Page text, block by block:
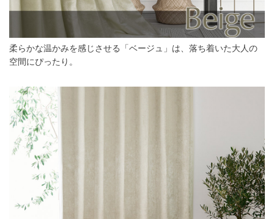
柔らかな温かみを感じさせる「ベージュ」は、落ち着いた大人の
空間にぴったり。